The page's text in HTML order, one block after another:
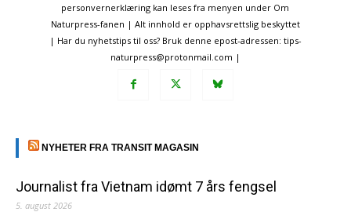
personvernerklæring kan leses fra menyen under Om
Naturpress-fanen | Alt innhold er opphavsrettslig beskyttet
| Har du nyhetstips til oss? Bruk denne epost-adressen: tips-
naturpress@protonmail.com |
NYHETER FRA TRANSIT MAGASIN
Journalist fra Vietnam idømt 7 års fengsel
5. august 2026